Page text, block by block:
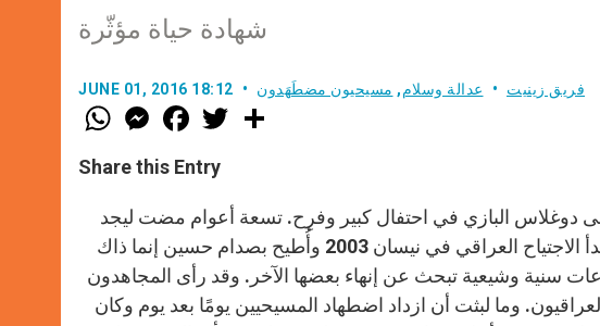
شهادة حياة مؤثّرة
JUNE 01, 2016 18:12 فريق زينيت عدالة وسلام, مسيحيون مضطَهَدون
W
h
t
s
p
p
M
e
s
e
g
e
r
F
a
e
b
o
k
w
r
Share this Entry
يُدعى دوغلاس البازي في احتفال كبير وفرِح. تسعة أعوام مضت ليجد
الكاهن نفسه مقيّدًا على كرسي، ممروغًا بالعرق والدم. بدأ الاجتياح العراقي في نيسان 2003 وأُطيح بصدام حسين إنما ذاك
سنية وشيعية تبحث عن إنهاء بعضها الآخر. وقد رأى المجاهدون
وما لبثت أن ازداد اضطهاد المسيحيين يومًا بعد يوم وكان